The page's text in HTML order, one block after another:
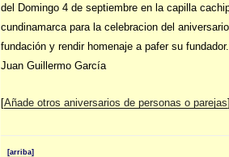
del Domingo 4 de septiembre en la capilla
cundinamarca para la celebracion del
fundación y rendir homenaje a pafer su
Juan Guillermo García
[Añade otros aniversarios de personas o parejas
[arriba]